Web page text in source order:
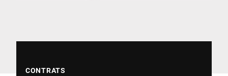
CONTRATS